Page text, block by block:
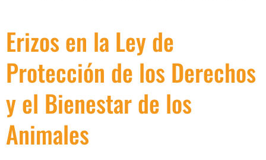
Erizos en la Ley de
Protección de los Derechos
y el Bienestar de los
Animales